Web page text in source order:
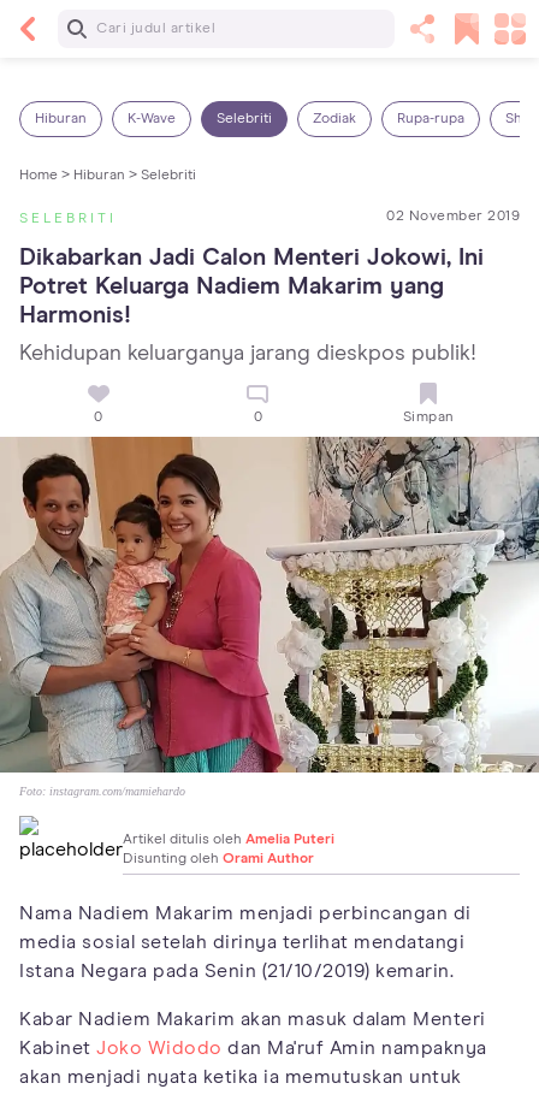
Baca Selanjutnya
Hiburan K-Wave Selebriti Zodiak Rupa-rupa
Home > Hiburan > Selebriti
SELEBRITI 02 November 2019
Dikabarkan Jadi Calon Menteri Jokowi, Ini
Potret Keluarga Nadiem Makarim yang
Harmonis!
Kehidupan keluarganya jarang dieskpos publik!
0 0 Simpan
Foto: instagram.com/mamiehardo
Artikel ditulis oleh Amelia Puteri
Disunting oleh Orami Author
Nama Nadiem Makarim menjadi perbincangan di
media sosial setelah dirinya terlihat mendatangi
Istana Negara pada Senin (21/10/2019) kemarin.
Kabar Nadiem Makarim akan masuk dalam Menteri
Kabinet Joko Widodo dan Ma'ruf Amin nampaknya
akan menjadi nyata ketika ia memutuskan untuk